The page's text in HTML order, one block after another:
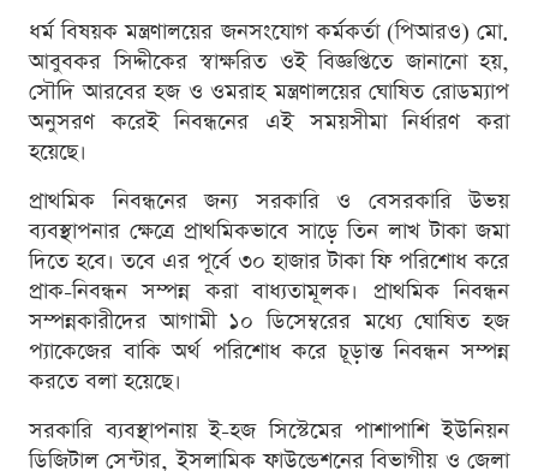
ধর্ম বিষয়ক মন্ত্রণালয়ের জনসংযোগ কর্মকর্তা (পিআরও) মো.
আবুবকর সিদ্দীকের স্বাক্ষরিত ওই বিজ্ঞপ্তিতে জানানো হয়,
সৌদি আরবের হজ ও ওমরাহ মন্ত্রণালয়ের ঘোষিত রোডম্যাপ
অনুসরণ করেই নিবন্ধনের এই সময়সীমা নির্ধারণ করা
হয়েছে।
প্রাথমিক নিবন্ধনের জন্য সরকারি ও বেসরকারি উভয়
ব্যবস্থাপনার ক্ষেত্রে প্রাথমিকভাবে সাড়ে তিন লাখ টাকা জমা
দিতে হবে। তবে এর পূর্বে ৩০ হাজার টাকা ফি পরিশোধ করে
প্রাক-নিবন্ধন সম্পন্ন করা বাধ্যতামূলক। প্রাথমিক নিবন্ধন
সম্পন্নকারীদের আগামী ১০ ডিসেম্বরের মধ্যে ঘোষিত হজ
প্যাকেজের বাকি অর্থ পরিশোধ করে চূড়ান্ত নিবন্ধন সম্পন্ন
করতে বলা হয়েছে।
সরকারি ব্যবস্থাপনায় ই-হজ সিস্টেমের পাশাপাশি ইউনিয়ন
ডিজিটাল সেন্টার, ইসলামিক ফাউন্ডেশনের বিভাগীয় ও জেলা